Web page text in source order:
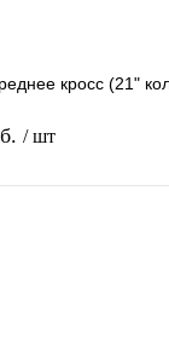
кросс (21"
/ шт